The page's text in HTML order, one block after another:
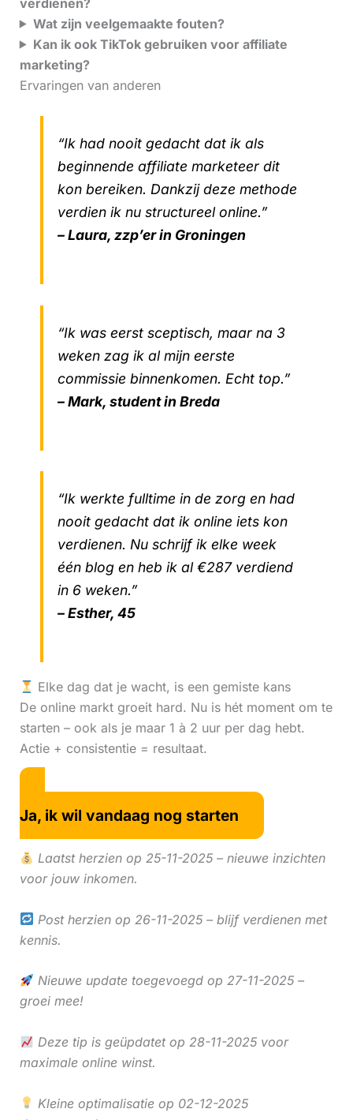
Wat zijn veelgemaakte fouten?
Kan ik ook TikTok gebruiken voor affiliate
marketing?
Ervaringen van anderen
“Ik had nooit gedacht dat ik als
beginnende affiliate marketeer dit
kon bereiken. Dankzij deze methode
verdien ik nu structureel online.”
– Laura, zzp’er in Groningen
“Ik was eerst sceptisch, maar na 3
weken zag ik al mijn eerste
commissie binnenkomen. Echt top.”
– Mark, student in Breda
“Ik werkte fulltime in de zorg en had
nooit gedacht dat ik online iets kon
verdienen. Nu schrijf ik elke week
één blog en heb ik al €287 verdiend
in 6 weken.”
– Esther, 45
Elke dag dat je wacht, is een gemiste kans
De online markt groeit hard. Nu is hét moment om te
starten – ook als je maar 1 à 2 uur per dag hebt.
Actie + consistentie = resultaat.
Ja, ik wil vandaag nog starten
Laatst herzien op 25-11-2025 – nieuwe inzichten
voor jouw inkomen.
Post herzien op 26-11-2025 – blijf verdienen met
kennis.
Nieuwe update toegevoegd op 27-11-2025 –
groei mee!
Deze tip is geüpdatet op 28-11-2025 voor
maximale online winst.
Kleine optimalisatie op 02-12-2025